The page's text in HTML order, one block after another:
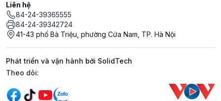
Liên hệ
84-24-39365555
84-24-39342724
41-43 phố Bà Triệu, phường Cửa Nam, TP. Hà Nội
Phát triển và vận hành bởi SolidTech
Mạng xã hội
Theo dõi: